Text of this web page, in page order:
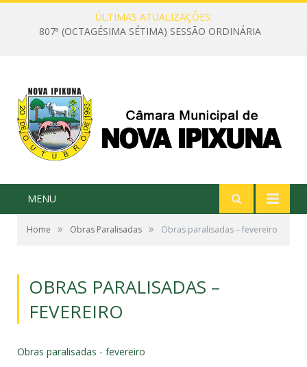
ÚLTIMAS ATUALIZAÇÕES:
807ª (OCTAGÉSIMA SÉTIMA) SESSÃO ORDINÁRIA
MENU
Home » Obras Paralisadas » Obras paralisadas – fevereiro
OBRAS PARALISADAS –
FEVEREIRO
Obras paralisadas - fevereiro